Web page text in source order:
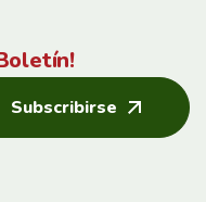
Subscribirse